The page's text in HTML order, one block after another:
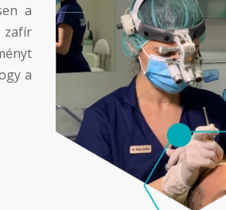
a
zafír
a